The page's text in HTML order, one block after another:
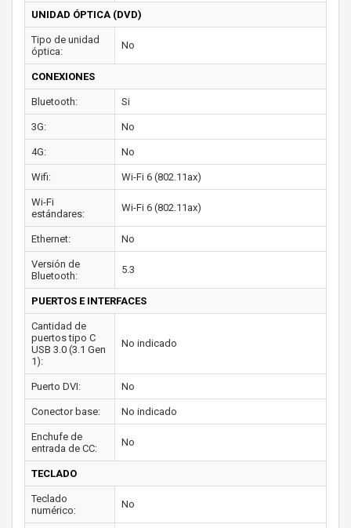
UNIDAD ÓPTICA (DVD)
Tipo de unidad
óptica:
No
CONEXIONES
Bluetooth: Si
3G: No
4G: No
Wifi: Wi-Fi 6 (802.11ax)
Wi-Fi
estándares:
Wi-Fi 6 (802.11ax)
Ethernet: No
Versión de
Bluetooth:
5.3
PUERTOS E INTERFACES
Cantidad de
puertos tipo C
USB 3.0 (3.1 Gen
1):
No indicado
Puerto DVI: No
Conector base: No indicado
Enchufe de
entrada de CC:
No
TECLADO
Teclado
numérico:
No